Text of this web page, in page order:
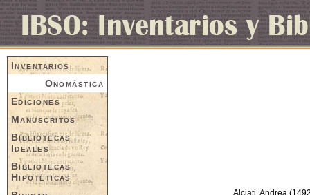
Inventarios
Onomástica
Ediciones
Manuscritos
Bibliotecas
Ideales
Bibliotecas
Hipotéticas